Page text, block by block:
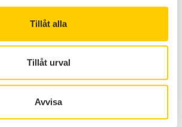
Tillåt alla
Tillåt urval
Avvisa
för den lilla familjen